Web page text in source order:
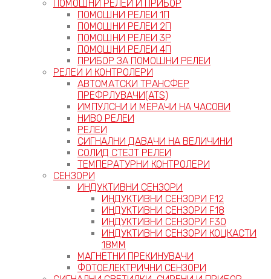
ПОМОШНИ РЕЛЕИ И ПРИБОР
ПОМОШНИ РЕЛЕИ 1П
ПОМОШНИ РЕЛЕИ 2П
ПОМОШНИ РЕЛЕИ 3P
ПОМОШНИ РЕЛЕИ 4П
ПРИБОР ЗА ПОМОШНИ РЕЛЕИ
РЕЛЕИ И КОНТРОЛЕРИ
АВТОМАТСКИ ТРАНСФЕР
ПРЕФРЛУВАЧИ(ATS)
ИМПУЛСНИ И МЕРАЧИ НА ЧАСОВИ
НИВО РЕЛЕИ
РЕЛЕИ
СИГНАЛНИ ДАВАЧИ НА ВЕЛИЧИНИ
СОЛИД СТЕЈТ РЕЛЕИ
ТЕМПЕРАТУРНИ КОНТРОЛЕРИ
СЕНЗОРИ
ИНДУКТИВНИ СЕНЗОРИ
ИНДУКТИВНИ СЕНЗОРИ F12
ИНДУКТИВНИ СЕНЗОРИ F18
ИНДУКТИВНИ СЕНЗОРИ F30
ИНДУКТИВНИ СЕНЗОРИ КОЦКАСТИ
18ММ
МАГНЕТНИ ПРЕКИНУВАЧИ
ФОТОЕЛЕКТРИЧНИ СЕНЗОРИ